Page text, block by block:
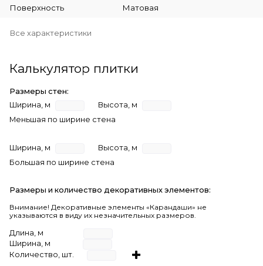
Поверхность Матовая
Все характеристики
Калькулятор плитки
Размеры стен:
Ширина, м
Высота, м
Меньшая по ширине стена
Ширина, м
Высота, м
Большая по ширине стена
Размеры и количество декоративных элементов:
Внимание! Декоративные элементы «Карандаши» не
указываются в виду их незначительных размеров.
Длина, м
Ширина, м
Количество, шт.